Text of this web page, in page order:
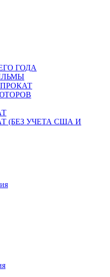
ГОДА
(БЕЗ УЧЕТА США И